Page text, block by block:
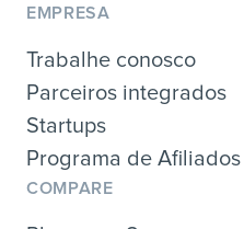
EMPRESA
Trabalhe conosco
Parceiros integrados
Startups
Programa de Afiliados
COMPARE